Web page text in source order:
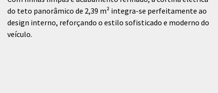
do teto panorâmico de 2,39 m² integra-se perfeitamente ao
design interno, reforçando o estilo sofisticado e moderno do
veículo.